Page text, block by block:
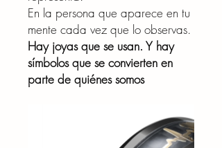
En la persona que aparece en tu
mente cada vez que lo observas.
Hay joyas que se usan. Y hay
símbolos que se convierten en
parte de quiénes somos